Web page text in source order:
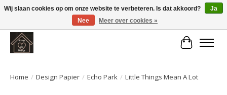
Large selection of products and fast shipping!
Home / Design Papier / Echo Park / Little Things Mean A Lot
Wij slaan cookies op om onze website te verbeteren. Is dat akkoord?
Ja
Nee
Meer over cookies »